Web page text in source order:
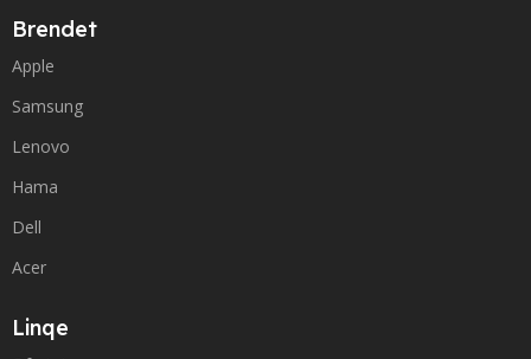
Brendet
Apple
Samsung
Lenovo
Hama
Dell
Acer
Linqe